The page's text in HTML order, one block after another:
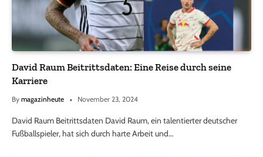
David Raum Beitrittsdaten: Eine Reise durch seine
Karriere
By magazinheute November 23, 2024
David Raum Beitrittsdaten David Raum, ein talentierter deutscher
Fußballspieler, hat sich durch harte Arbeit und…